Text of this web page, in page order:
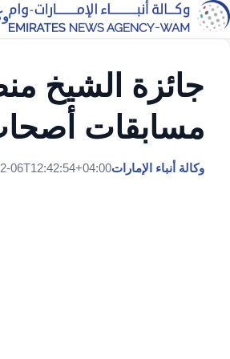
جائزة الشيخ
مسابقات
وكالة أنباء الإمارات06T12:42:54+04:00